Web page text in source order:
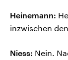
Heinemann:
inzwischen
Niess: Nein.